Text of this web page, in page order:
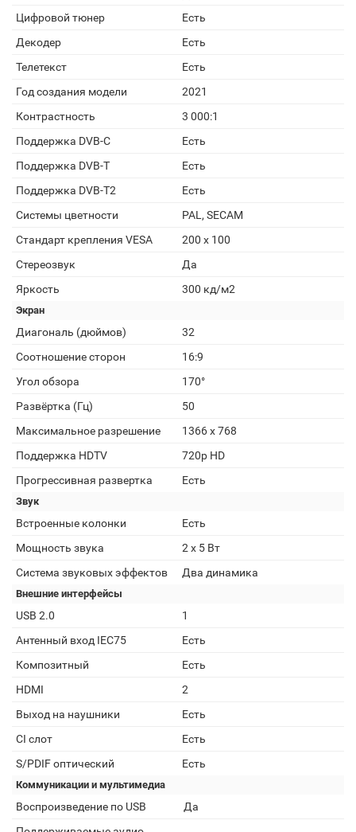
Цифровой тюнер
Есть
Декодер
Есть
Телетекст
Есть
Год создания модели
2021
Контрастность
3 000:1
Поддержка DVB-C
Есть
Поддержка DVB-T
Есть
Поддержка DVB-T2
Есть
Системы цветности
PAL, SECAM
Стандарт крепления VESA
200 х 100
Стереозвук
Да
Яркость
300 кд/м2
Экран
Диагональ (дюймов)
32
Соотношение сторон
16:9
Угол обзора
170°
Развёртка (Гц)
50
Максимальное разрешение
1366 x 768
Поддержка HDTV
720p HD
Прогрессивная развертка
Есть
Звук
Встроенные колонки
Есть
Мощность звука
2 х 5 Вт
Система звуковых эффектов
Два динамика
Внешние интерфейсы
USB 2.0
1
Антенный вход IEC75
Есть
Композитный
Есть
HDMI
2
Выход на наушники
Есть
CI слот
Есть
S/PDIF оптический
Есть
Коммуникации и мультимедиа
Воспроизведение по USB
Да